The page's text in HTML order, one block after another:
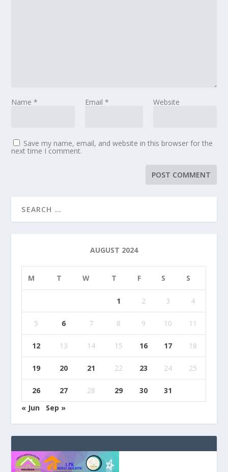
Name* Email * Website
Save my name, email, and website in this browser for the
next time I comment.
AUGUST 2024
M T W T F S S
1 2 3 4
5 6 7 8 9 10 11
12 13 14 15 16 17 18
19 20 21 22 23 24 25
26 27 28 29 30
31
« Jun
Sep »